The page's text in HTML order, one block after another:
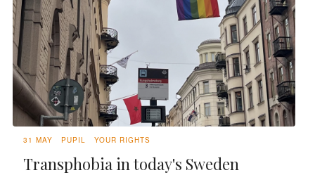
31 MAY PUPIL YOUR RIGHTS
Transphobia in today's Sweden